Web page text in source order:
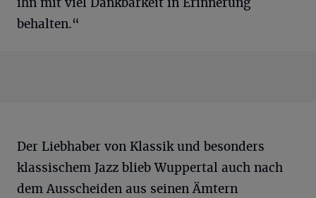
ihn mit viel Dankbarkeit in Erinnerung
behalten.“
Der Liebhaber von Klassik und besonders
klassischem Jazz blieb Wuppertal auch nach
dem Ausscheiden aus seinen Ämtern